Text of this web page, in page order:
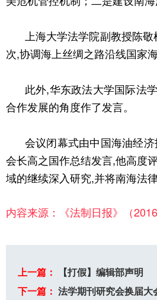
上海大学法学院副教授陈
次,协调海上丝绸之路沿线国家
此外,华东政法大学国际法
合作发展的角度作了发言。
会议闭幕式由中国海油经
会长高之国作总结发言,他高度
域的继续深入研究,并将南海法
内容来源：《法制日报》（
上一篇：
【打假】编辑部声明
下一篇： 法学期刊研究会换届